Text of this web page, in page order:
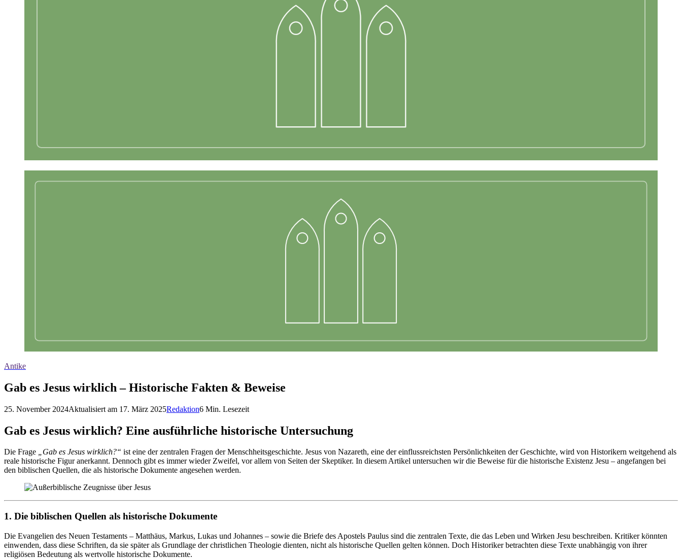
Antike
Gab es Jesus wirklich – Historische Fakten & Beweise
25. November 2024Aktualisiert am 17. März 2025Redaktion6 Min. Lesezeit
Gab es Jesus wirklich? Eine ausführliche historische Untersuchung
Die Frage „Gab es Jesus wirklich?“ ist eine der zentralen Fragen der Menschheitsgeschichte. Jesus von Nazareth, eine der einflussreichsten Persönlichkeiten der Geschichte, wird von Historikern weitgehend als
reale historische Figur anerkannt. Dennoch gibt es immer wieder Zweifel, vor allem von Seiten der Skeptiker. In diesem Artikel untersuchen wir die Beweise für die historische Existenz Jesu – angefangen bei
den biblischen Quellen, die als historische Dokumente angesehen werden.
1. Die biblischen Quellen als historische Dokumente
Die Evangelien des Neuen Testaments – Matthäus, Markus, Lukas und Johannes – sowie die Briefe des Apostels Paulus sind die zentralen Texte, die das Leben und Wirken Jesu beschreiben. Kritiker könnten
einwenden, dass diese Schriften, da sie später als Grundlage der christlichen Theologie dienten, nicht als historische Quellen gelten können. Doch Historiker betrachten diese Texte unabhängig von ihrer
religiösen Bedeutung als wertvolle historische Dokumente.